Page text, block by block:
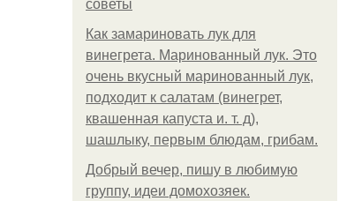
советы
Как замариновать лук для
винегрета. Маринованный лук. Это
очень вкусный маринованный лук,
подходит к салатам (винегрет,
квашенная капуста и. т. д),
шашлыку, первым блюдам, грибам.
Добрый вечер, пишу в любимую
группу, идеи домохозяек.